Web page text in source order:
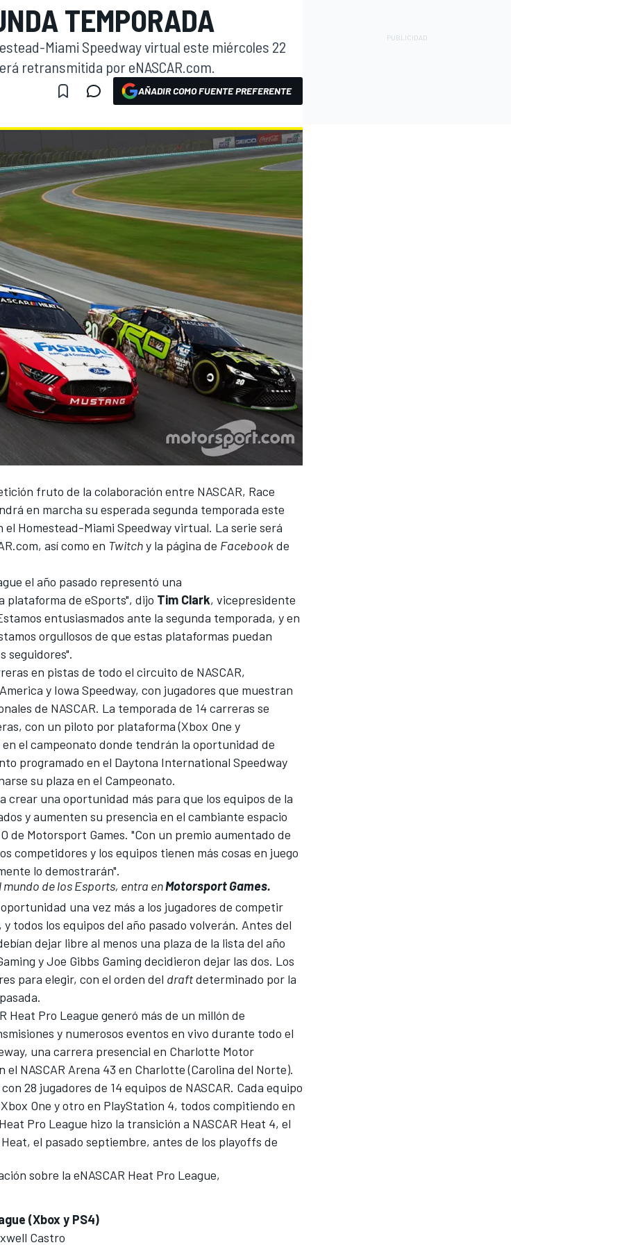
TEMPORADA
Miami Speedway virtual este miércoles 22
retransmitida por eNASCAR.com.
AÑADIR COMO FUENTE PREFERENTE
fruto de la colaboración entre NASCAR, Race
en marcha su esperada segunda temporada este
el Homestead-Miami Speedway virtual. La serie será
así como en Twitchy la página de Facebookde
el año pasado representó una
de eSports", dijo Tim Clark, vicepresidente
entusiasmados ante la segunda temporada, y en
orgullosos de que estas plataformas puedan
seguidores".
en pistas de todo el circuito de NASCAR,
y Iowa Speedway, con jugadores que muestran
de NASCAR. La temporada de 14 carreras se
con un piloto por plataforma (Xbox One y
el campeonato donde tendrán la oportunidad de
programado en el Daytona International Speedway
su plaza en el Campeonato.
crear una oportunidad más para que los equipos de la
y aumenten su presencia en el cambiante espacio
de Motorsport Games. "Con un premio aumentado de
competidores y los equipos tienen más cosas en juego
lo demostrarán".
de los Esports, entra enMotorsport Games.
una vez más a los jugadores de competir
y todos los equipos del año pasado volverán. Antes del
dejar libre al menos una plaza de la lista del año
y Joe Gibbs Gaming decidieron dejar las dos. Los
para elegir, con el orden del draftdeterminado por la
Heat Pro League generó más de un millón de
y numerosos eventos en vivo durante todo el
una carrera presencial en Charlotte Motor
NASCAR Arena 43 en Charlotte (Carolina del Norte).
28 jugadores de 14 equipos de NASCAR. Cada equipo
One y otro en PlayStation 4, todos compitiendo en
Pro League hizo la transición a NASCAR Heat 4, el
el pasado septiembre, antes de los playoffs de
sobre la eNASCAR Heat Pro League,
(Xbox y PS4)
Castro